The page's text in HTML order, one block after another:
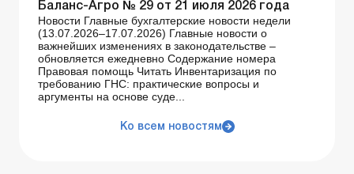
Баланс-Агро № 29 от 21 июля 2026 года
Новости Главные бухгалтерские новости недели
(13.07.2026–17.07.2026) Главные новости о
важнейших изменениях в законодательстве –
обновляется ежедневно Содержание номера
Правовая помощь Читать Инвентаризация по
требованию ГНС: практические вопросы и
аргументы на основе суде...
Ко всем новостям